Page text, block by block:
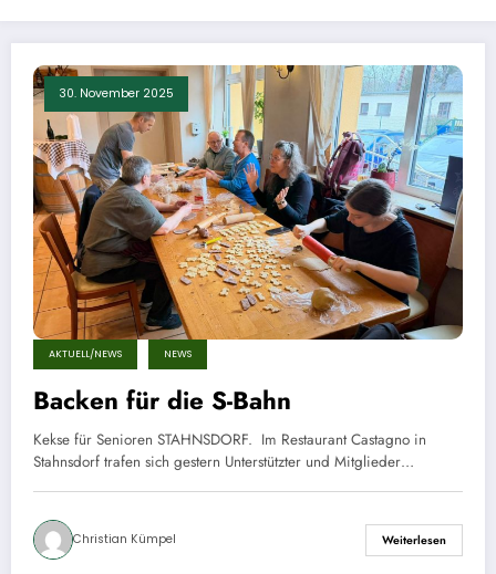
30. November 2025
AKTUELL/NEWS NEWS
Backen für die S-Bahn
Kekse für Senioren STAHNSDORF. Im Restaurant Castagno in
Stahnsdorf trafen sich gestern Unterstützter und Mitglieder…
Christian Kümpel Weiterlesen